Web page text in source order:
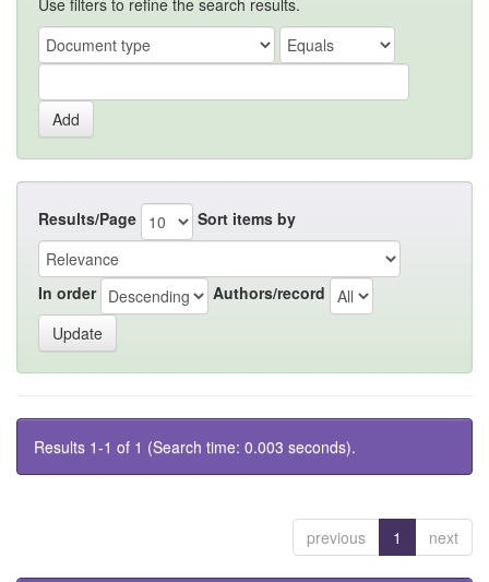
Results/Page Sort items by
In order Authors/record
Results 1-1 of 1 (Search time: 0.003 seconds).
previous 1 next